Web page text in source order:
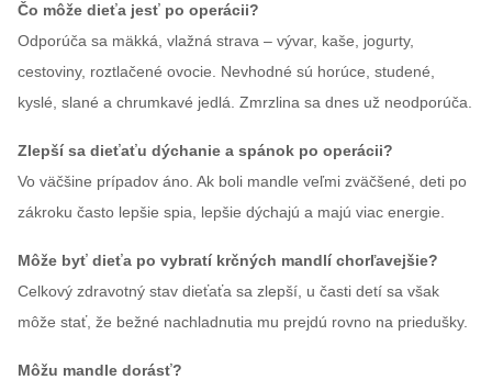
Čo môže dieťa jesť po operácii?
Odporúča sa mäkká, vlažná strava – vývar, kaše, jogurty,
cestoviny, roztlačené ovocie. Nevhodné sú horúce, studené,
kyslé, slané a chrumkavé jedlá. Zmrzlina sa dnes už neodporúča.
Zlepší sa dieťaťu dýchanie a spánok po operácii?
Vo väčšine prípadov áno. Ak boli mandle veľmi zväčšené, deti po
zákroku často lepšie spia, lepšie dýchajú a majú viac energie.
Môže byť dieťa po vybratí krčných mandlí chorľavejšie?
Celkový zdravotný stav dieťaťa sa zlepší, u časti detí sa však
môže stať, že bežné nachladnutia mu prejdú rovno na priedušky.
Môžu mandle dorásť?